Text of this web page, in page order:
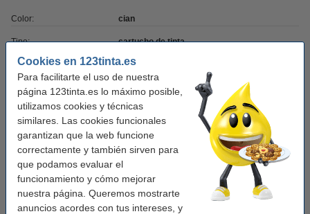
Cookies en 123tinta.es
Para facilitarte el uso de nuestra
página 123tinta.es lo máximo posible,
utilizamos cookies y técnicas
similares. Las cookies funcionales
garantizan que la web funcione
correctamente y también sirven para
que podamos evaluar el
funcionamiento y cómo mejorar
nuestra página. Queremos mostrarte
anuncios acordes con tus intereses, y
Color: cian
Tipo: cartucho de tinta
Volumen: 13 ml
Marca: 123tinta
Núm. de item: 652043
Consejo: llévate el pack completo
Epson serie 503 cartuchos de tinta (marca
123tinta) | Pack negro + 3 colores
87,50 €